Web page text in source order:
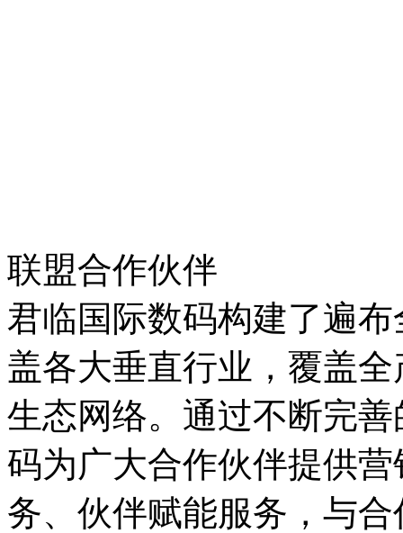
联盟合作伙伴
君临国际数码构建了遍布全
盖各大垂直行业，覆盖
生态网络。通过不断完善
码为广大合作伙伴提供营
务、伙伴赋能服务，